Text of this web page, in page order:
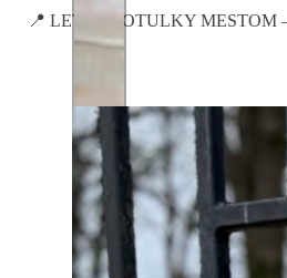
📍 LETNÉ POTULKY MESTOM